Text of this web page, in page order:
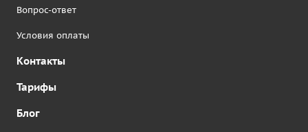
Вопрос-ответ
Условия оплаты
Контакты
Тарифы
Блог